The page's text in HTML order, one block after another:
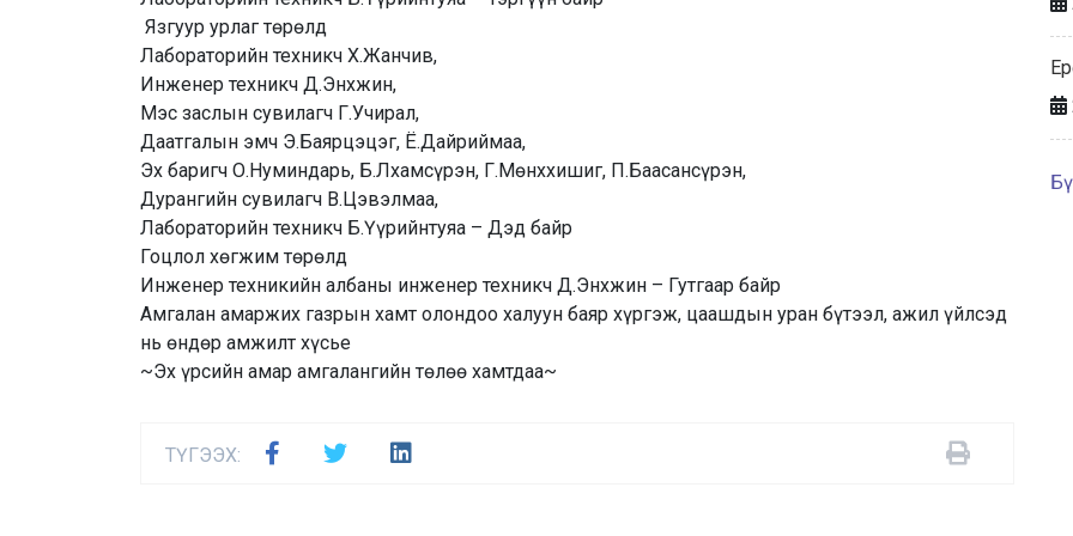
Язгуур урлаг төрөлд
Лабораторийн техникч Х.Жанчив,
Инженер техникч Д.Энхжин,
Мэс заслын сувилагч Г.Учирал,
Даатгалын эмч Э.Баярцэцэг, Ё.Дайриймаа,
Эх баригч О.Нуминдарь, Б.Лхамсүрэн, Г.Мөнххишиг, П.Баасансүрэн,
Дурангийн сувилагч В.Цэвэлмаа,
Лабораторийн техникч Б.Үүрийнтуяа – Дэд байр
Гоцлол хөгжим төрөлд
Инженер техникийн албаны инженер техникч Д.Энхжин – Гутгаар байр
Амгалан амаржих газрын хамт олондоо халуун баяр хүргэж, цаашдын уран бүтээл, ажил үйлсэд
нь өндөр амжилт хүсье
~Эх үрсийн амар амгалангийн төлөө хамтдаа~
ТҮГЭЭХ: